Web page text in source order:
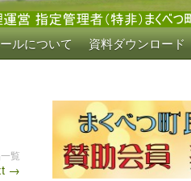
ルについて 資料ダウンロード
覧
→